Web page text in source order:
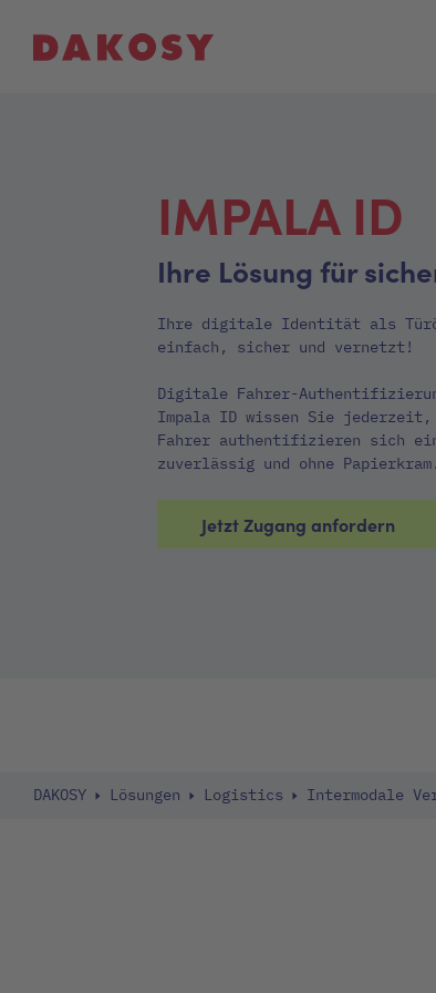
IMPALA ID
Ihre Lösung für
Ihre digitale Identität als
einfach, sicher und vernetzt!
Digitale Fahrer-
Impala ID wissen Sie
Fahrer authentifizieren sich
zuverlässig und ohne Papierkram.
Jetzt Zugang anfordern
DAKOSY Lösungen Logistics Intermodale